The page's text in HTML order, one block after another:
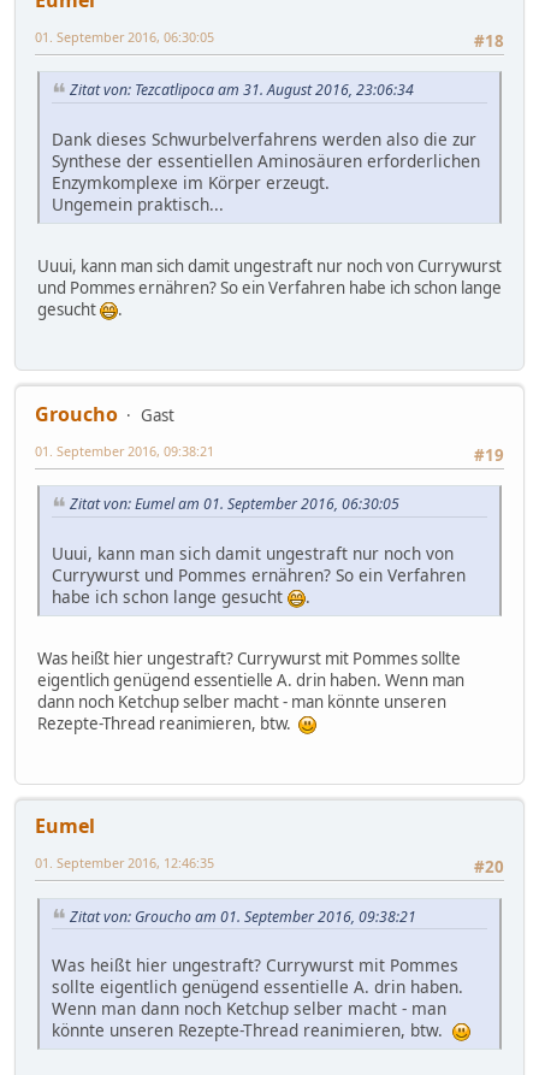
#18
01. September 2016, 06:30:05
Zitat von: Tezcatlipoca am 31. August 2016, 23:06:34
Dank dieses Schwurbelverfahrens werden also die zur
Synthese der essentiellen Aminosäuren erforderlichen
Enzymkomplexe im Körper erzeugt.
Ungemein praktisch...
Uuui, kann man sich damit ungestraft nur noch von Currywurst
und Pommes ernähren? So ein Verfahren habe ich schon lange
gesucht
.
Groucho
Gast
#19
01. September 2016, 09:38:21
Zitat von: Eumel am 01. September 2016, 06:30:05
Uuui, kann man sich damit ungestraft nur noch von
Currywurst und Pommes ernähren? So ein Verfahren
habe ich schon lange gesucht
.
Was heißt hier ungestraft? Currywurst mit Pommes sollte
eigentlich genügend essentielle A. drin haben. Wenn man
dann noch Ketchup selber macht - man könnte unseren
Rezepte-Thread reanimieren, btw.
Eumel
#20
01. September 2016, 12:46:35
Zitat von: Groucho am 01. September 2016, 09:38:21
Was heißt hier ungestraft? Currywurst mit Pommes
sollte eigentlich genügend essentielle A. drin haben.
Wenn man dann noch Ketchup selber macht - man
könnte unseren Rezepte-Thread reanimieren, btw.